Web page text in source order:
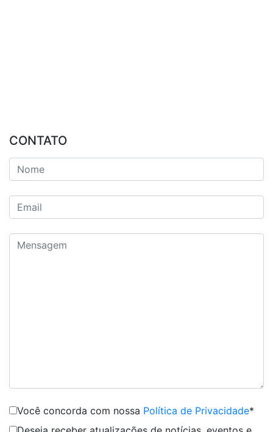
CONTATO
Você concorda com nossa Política de Privacidade*